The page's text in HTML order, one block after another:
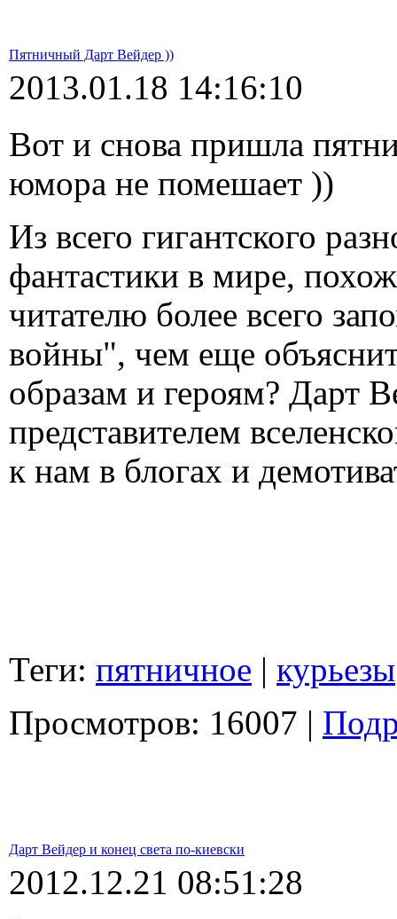
Пятничный Дарт Вейдер ))
2013.01.18 14:16:10
Вот и снова пришла
юмора не помешает ))
Из всего гигантского
фантастики в мире,
читателю более всего
войны", чем еще
образам и героям? Дарт
представителем
к нам в блогах и
Теги: пятничное | курьезы
Просмотров: 16007 |
Дарт Вейдер и конец света по-киевски
2012.12.21 08:51:28